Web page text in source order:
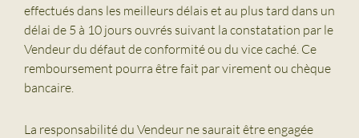
effectués dans les meilleurs délais et au plus tard dans un
délai de 5 à 10 jours ouvrés suivant la constatation par le
Vendeur du défaut de conformité ou du vice caché. Ce
remboursement pourra être fait par virement ou chèque
bancaire.
La responsabilité du Vendeur ne saurait être engagée